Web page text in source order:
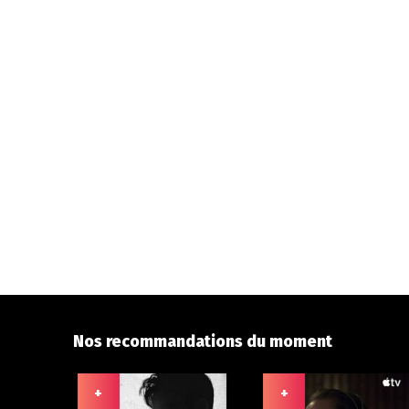
Nos recommandations du moment
+ +